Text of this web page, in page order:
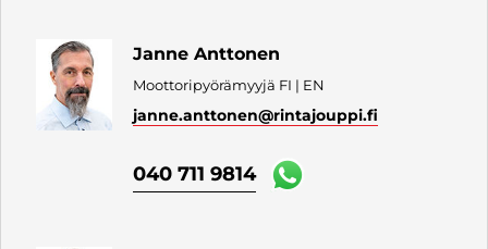
Janne Anttonen
Moottoripyörämyyjä FI | EN
janne.anttonen@rintajouppi.fi
040 711 9814